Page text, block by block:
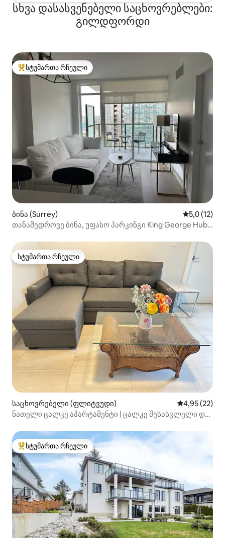
სხვა დასასვენებელი საცხოვრებლები:
გილდფორდი
სტუმართა რჩეული მოწინავე ვარიანტი
სტუმართა რჩეული
ბინა (Surrey) საშუალო
5,0 (12)
თანამედროვე ბინა, უფასო პარკინგი King George Hub-
სტუმართა რჩეული
სტუმართა რჩეული
საცხოვრებელი (ფლიტვუდი) საშუალო
4,95 (22)
ნათელი ცალკე აპარტამენტი | ცალკე შესასვლელი და
სტუმართა რჩეული მოწინავე ვარიანტი
სტუმართა რჩეული